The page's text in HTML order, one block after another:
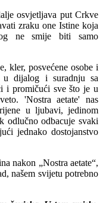
osvjetljava put Crkve
zraku one Istine koja
ne smije biti samo
kler, posvećene osobe i
dijalog i suradnju sa
i promičući sve što je u
'Nostra aetate' nas
u ljubavi, jedinom
odlučno odbacuje svaki
jednako dostojanstvo
nakon „Nostra aetate“,
našem svijetu potrebno